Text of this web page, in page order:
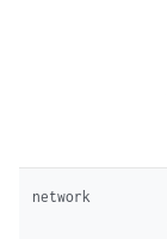
network